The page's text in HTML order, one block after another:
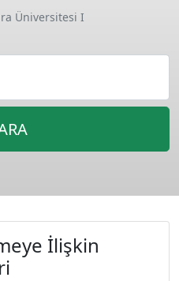
Üniversitesi I
İlişkin